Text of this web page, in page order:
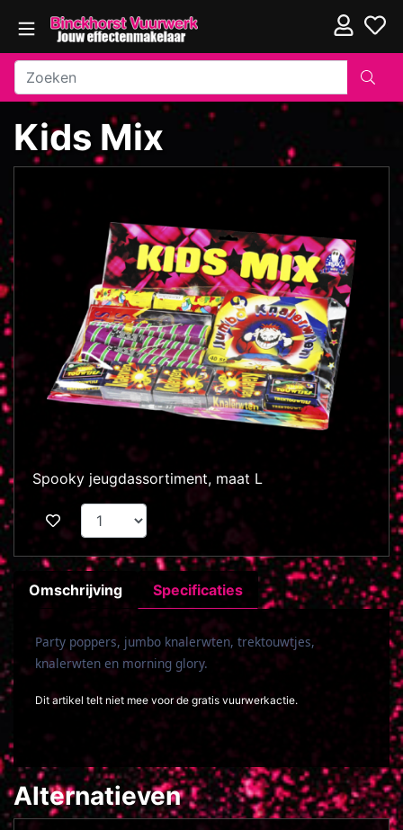
Kids Mix
Spooky jeugdassortiment, maat L
Omschrijving Specificaties
Party poppers, jumbo knalerwten, trektouwtjes,
knalerwten en morning glory.
Dit artikel telt niet mee voor de gratis vuurwerkactie.
Alternatieven